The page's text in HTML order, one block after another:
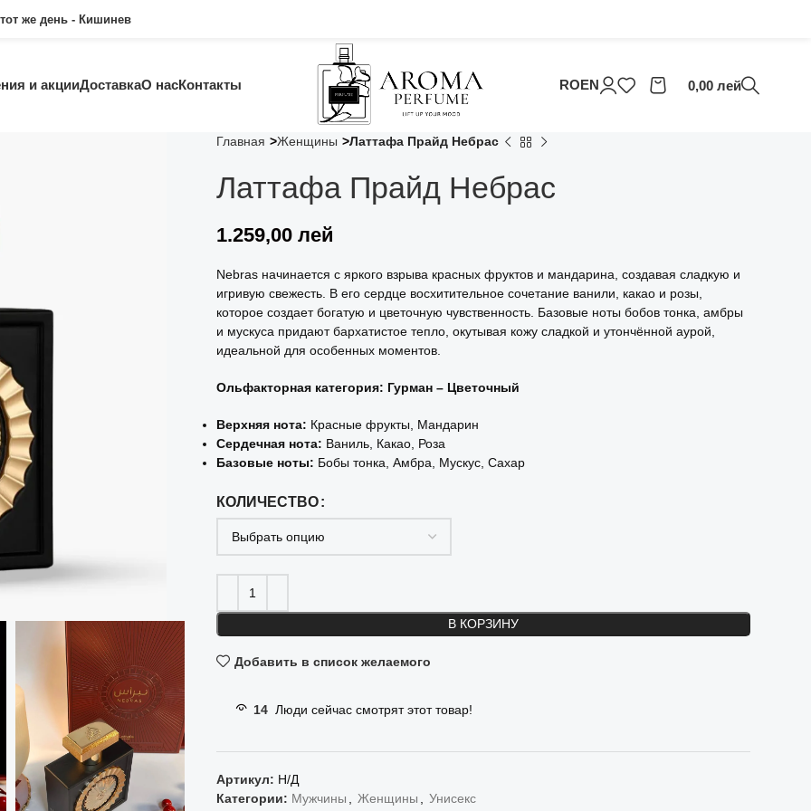
же день - Кишинев
и акцииДоставкаО насКонтакты ROEN 0,00 лей
Главная Женщины Латтафа Прайд Небрас
Латтафа Прайд Небрас
1.259,00 лей
Nebras начинается с яркого взрыва красных фруктов и мандарина, создавая сладкую и
игривую свежесть. В его сердце восхитительное сочетание ванили, какао и розы,
которое создает богатую и цветочную чувственность. Базовые ноты бобов тонка, амбры
и мускуса придают бархатистое тепло, окутывая кожу сладкой и утончённой аурой,
идеальной для особенных моментов.
Ольфакторная категория: Гурман – Цветочный
Верхняя нота: Красные фрукты, Мандарин
Сердечная нота: Ваниль, Какао, Роза
Базовые ноты: Бобы тонка, Амбра, Мускус, Сахар
КОЛИЧЕСТВО
В КОРЗИНУ
Добавить в список желаемого
14 Люди сейчас смотрят этот товар!
Артикул: Н/Д
Категории: Мужчины Женщины Унисекс